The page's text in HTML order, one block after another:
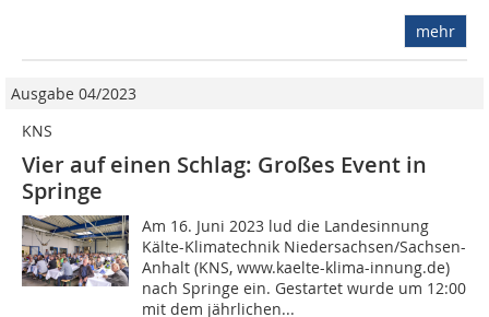
mehr
Ausgabe 04/2023
KNS
Vier auf einen Schlag: Großes Event in
Springe
Am 16. Juni 2023 lud die Landesinnung
Kälte-Klimatechnik Niedersachsen/Sachsen-
Anhalt (KNS, www.kaelte-klima-innung.de)
nach Springe ein. Gestartet wurde um 12:00
mit dem jährlichen...